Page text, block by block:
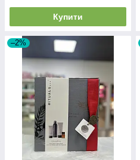
Купити
–2%